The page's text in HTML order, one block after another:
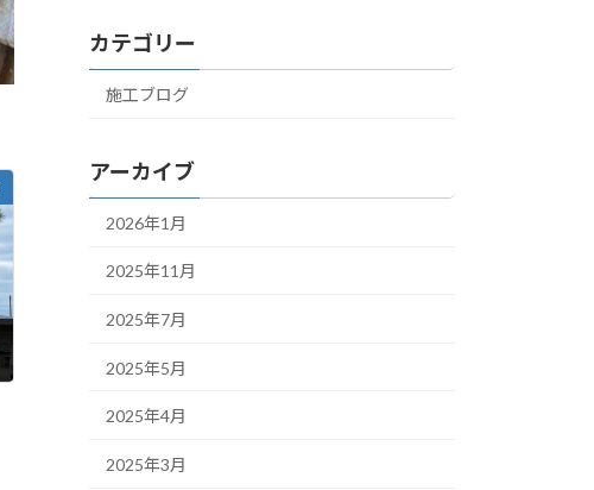
カテゴリー
施工ブログ
アーカイブ
2026年1月
2025年11月
2025年7月
2025年5月
2025年4月
2025年3月